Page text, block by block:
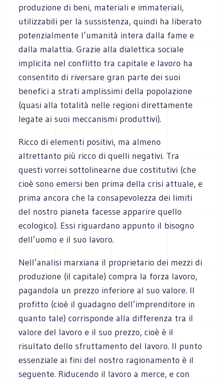
produzione di beni, materiali e immateriali,
utilizzabili per la sussistenza, quindi ha liberato
potenzialmente l’umanità intera dalla fame e
dalla malattia. Grazie alla dialettica sociale
implicita nel conflitto tra capitale e lavoro ha
consentito di riversare gran parte dei suoi
benefici a strati amplissimi della popolazione
(quasi alla totalità nelle regioni direttamente
legate ai suoi meccanismi produttivi).
Ricco di elementi positivi, ma almeno
altrettanto più ricco di quelli negativi. Tra
questi vorrei sottolinearne due costitutivi (che
cioè sono emersi ben prima della crisi attuale, e
prima ancora che la consapevolezza dei limiti
del nostro pianeta facesse apparire quello
ecologico). Essi riguardano appunto il bisogno
dell’uomo e il suo lavoro.
Nell’analisi marxiana il proprietario dei mezzi di
produzione (il capitale) compra la forza lavoro,
pagandola un prezzo inferiore al suo valore. Il
profitto (cioè il guadagno dell’imprenditore in
quanto tale) corrisponde alla differenza tra il
valore del lavoro e il suo prezzo, cioè è il
risultato dello sfruttamento del lavoro. Il punto
essenziale ai fini del nostro ragionamento è il
seguente. Riducendo il lavoro a merce, e con